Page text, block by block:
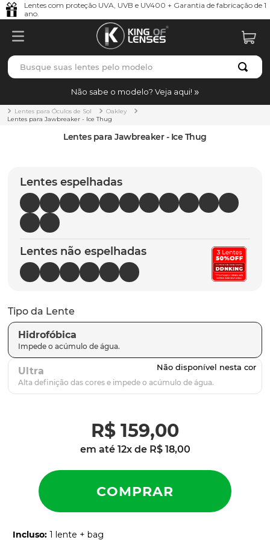
Lentes com proteção UVA, UVB e UV400 + Garantia de fabricação de 1
ano.
Busque suas lentes pelo modelo
Não sabe o modelo? Veja aqui!
Lentes para Óculos de Sol
Oakley
Lentes para Jawbreaker - Ice Thug
Lentes para Jawbreaker - Ice Thug
Lentes espelhadas
Lentes não espelhadas
Tipo da Lente
Hidrofóbica
Ultra
R$ 159,00
em até 12x de R$ 18,00
Incluso: 1 lente + bag
TERMOS MAIS BUSCADOS
1º borrachas
holbrook
5º chaves
6º t-shock
7º gasket
8º parafusos
9º latch